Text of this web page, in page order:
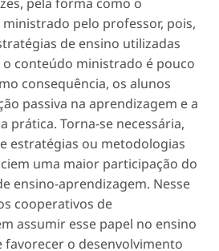
pelo professor, pois,
de ensino utilizadas
o conteúdo ministrado é pouco
consequência, os alunos
passiva na aprendizagem e a
prática. Torna-se necessária,
estratégias ou metodologias
uma maior participação do
ensino-aprendizagem. Nesse
cooperativos de
assumir esse papel no ensino
favorecer o desenvolvimento